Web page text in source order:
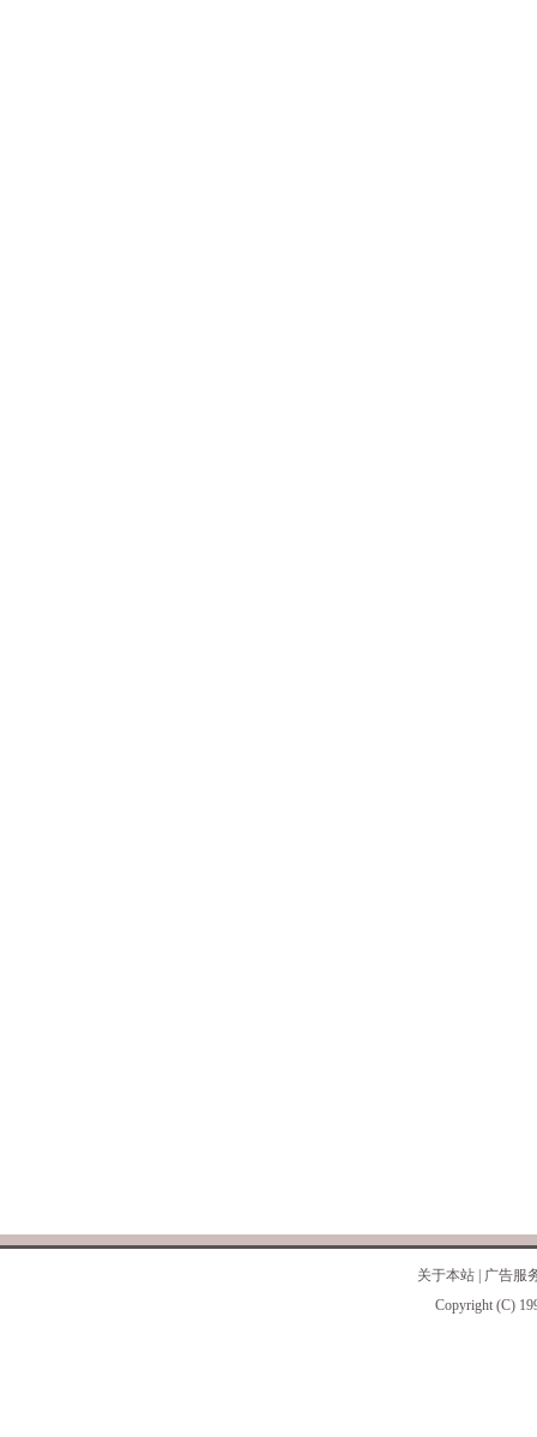
关于本站
广告服
Copyright (C)